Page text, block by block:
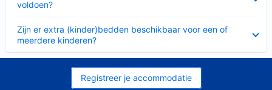
voldoen?
Zijn er extra (kinder)bedden beschikbaar voor een of
meerdere kinderen?
Registreer je accommodatie